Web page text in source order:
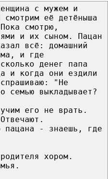
с мужем и
её детёныша
смотрю,
и их сыном. Пацан
всё: домашний
и где
денег папа
и когда они ездили
"Не
семью выкладывает?
его не врать.
- знаешь, где
хором.